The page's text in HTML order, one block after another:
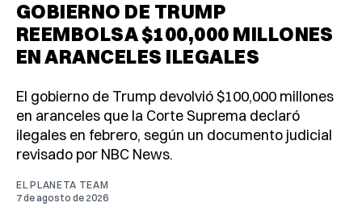
GOBIERNO DE TRUMP
REEMBOLSA $100,000 MILLONES
EN ARANCELES ILEGALES
El gobierno de Trump devolvió $100,000 millones
en aranceles que la Corte Suprema declaró
ilegales en febrero, según un documento judicial
revisado por NBC News.
EL PLANETA TEAM
7 de agosto de 2026